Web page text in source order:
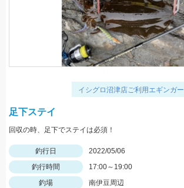
イシグロ沼津店ご利用エギンガー
足下ステイ
回収の時、足下でステイは必須！
釣行日
2022/05/06
釣行時間
17:00～19:00
釣場
南伊豆周辺